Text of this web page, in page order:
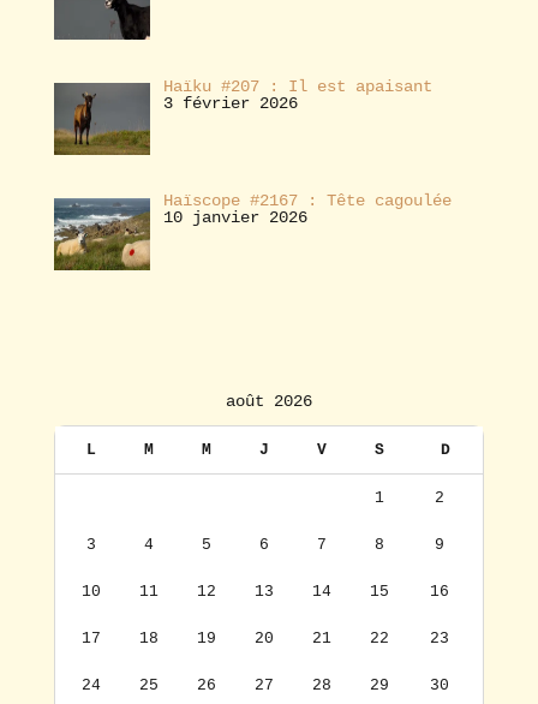
Haïku #207 : Il est apaisant
3 février 2026
Haïscope #2167 : Tête cagoulée
10 janvier 2026
août 2026
L M M J V S D
1 2
3 4 5 6 7 8 9
10 11 12 13 14 15 16
17 18 19 20 21 22 23
24 25 26 27 28 29 30